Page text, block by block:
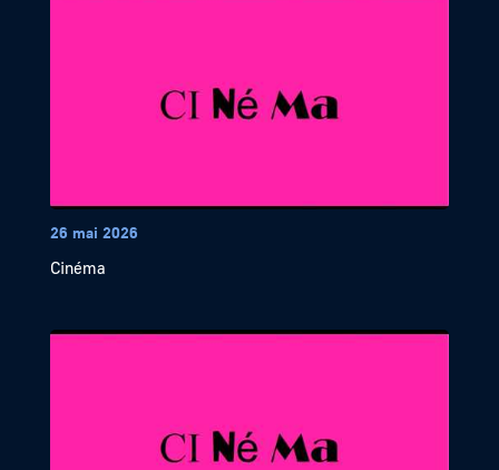
26 mai 2026
Cinéma